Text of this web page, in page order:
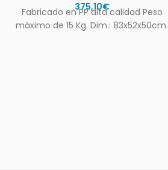
375,10€
Fabricado en PP alta calidad Peso
máximo de 15 Kg. Dim.: 83x52x50cm.